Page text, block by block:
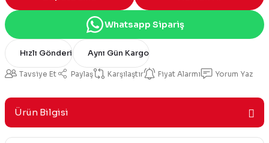
Whatsapp Sipariş
Hızlı Gönderi Aynı Gün Kargo
Tavsiye Et Paylaş Karşılaştır Fiyat Alarmı Yorum Yaz
Ürün Bilgisi